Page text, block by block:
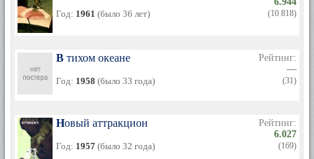
Год: 1961 (было 36 лет) (10 818)
В тихом океане
Год: 1958 (было 33 года)
Рейтинг:
—
(31)
Новый аттракцион
Год: 1957 (было 32 года)
Рейтинг:
6.027
(169)